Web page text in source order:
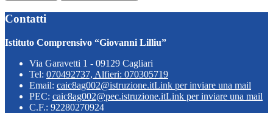
Contatti
Istituto Comprensivo “Giovanni Lilliu”
Via Garavetti 1 - 09129 Cagliari
Tel: 070492737, Alfieri: 070305719
Email: caic8ag002@istruzione.itLink per inviare una mail
PEC: caic8ag002@pec.istruzione.itLink per inviare una mail
C.F.: 92280270924